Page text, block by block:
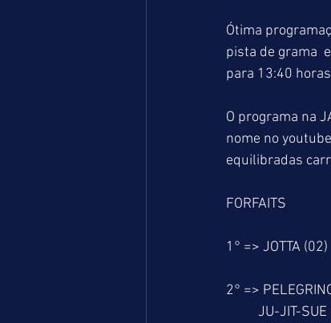
Ótima
pista de grama
para 13:40
O programa na
nome no
equilibradas
FORFAITS
1° => JOTTA (02)
2° =>
JU-JIT-